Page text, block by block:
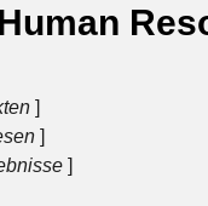
Human
]
]
]